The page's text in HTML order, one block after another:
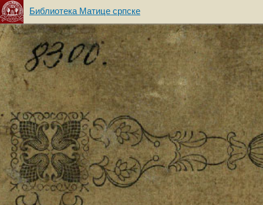
Библиотека Матице српске